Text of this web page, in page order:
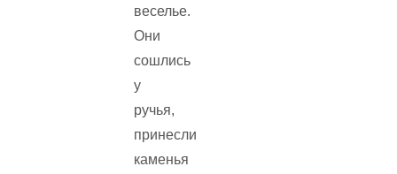
веселье.
Они
сошлись
у
ручья,
принесли
каменья